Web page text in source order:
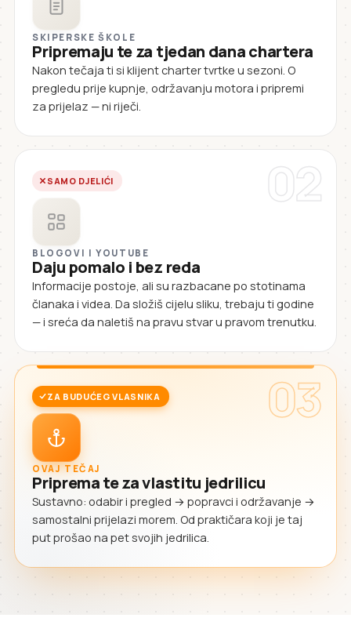
SKIPERSKE ŠKOLE
Pripremaju te za tjedan dana chartera
Nakon tečaja ti si klijent charter tvrtke u sezoni. O
pregledu prije kupnje, održavanju motora i pripremi
za prijelaz — ni riječi.
02
SAMO DJELIĆI
BLOGOVI I YOUTUBE
Daju pomalo i bez reda
Informacije postoje, ali su razbacane po stotinama
članaka i videa. Da složiš cijelu sliku, trebaju ti godine
— i sreća da naletiš na pravu stvar u pravom trenutku.
03
ZA BUDUĆEG VLASNIKA
OVAJ TEČAJ
Priprema te za vlastitu jedrilicu
Sustavno: odabir i pregled → popravci i održavanje →
samostalni prijelazi morem. Od praktičara koji je taj
put prošao na pet svojih jedrilica.